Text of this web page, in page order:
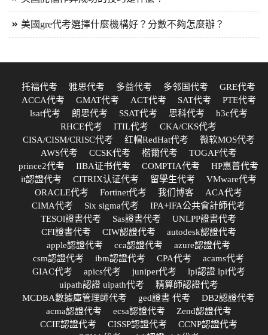
美國gre代考選擇什麼機構好？分數不夠怎麼辦？
托福代考 雅思代考 多益代考 多邻国代考
GRE代考
ACCA代考
GMAT代考 ACT代考 SAT代考
PTE代考
lsat代考
朗思代考 SSAT代考 思科代考
h3c代考
RHCE代考
ITIL代考
CKA/CKS代考
CISA/CISM/CRISC代考
红帽RedHat代考
微软MOS代考
AWS代考
CCSK代考 楷爾代考
TOGAF代考
prince2代考
IIBA证书代考 COMPTIA代考
HP惠普代考
it認證代考
CITRIX认证代考 留學生代考
VMware代考
ORACLE代考
Fortinet代考 我们博客
ACA代考
CIMA代考
Six sigma代考
IPA+IFA公共會計師代考
TESOl證書代考
Sas證書代考
UNLPP證書代考
CFI證書代考
CIW認證代考
autodesk認證代考
apple認證代考
cca認證代考
azure認證代考
csm認證代考
ibm認證代考 CPA代考
acams代考
GIAC代考
apics代考 juniper代考
lpi認證 lpi代考
uipath認證 uipath代考
精算師認證代考
MCDBA數據庫管理師代考
ged證書 代考
DB2認證代考
acma認證代考
ecsa認證代考
Zend認證代考
CCIE認證代考
CISSP認證代考
CCNP認證代考